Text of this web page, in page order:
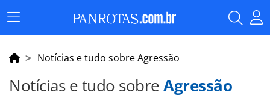
Menu
Principal
Notícias e tudo sobre Agressão
Notícias e tudo sobreAgressão